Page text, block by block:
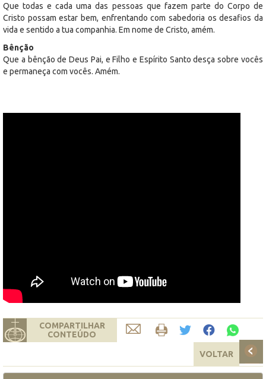
Que todas e cada uma das pessoas que fazem parte do Corpo de
Cristo possam estar bem, enfrentando com sabedoria os desafios da
vida e sentido a tua companhia. Em nome de Cristo, amém.
Bênção
Que a bênção de Deus Pai, e Filho e Espírito Santo desça sobre vocês
e permaneça com vocês. Amém.
COMPARTILHAR
CONTEÚDO
VOLTAR